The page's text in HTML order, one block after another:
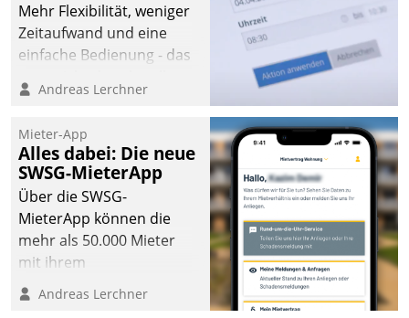
Mehr Flexibilität, weniger
Zeitaufwand und eine
einfache Bedienung - das
Cockpit für mobile
Datatrain. Die meravis
Wohnungsbau- und
Immobilien GmbH hat
sich dabei für den Betrieb
der Lösung über die SAP
Cloud Platform
entschieden - als erstes
Unternehmen am
Andreas Lerchner
Mieter-App
Alles dabei: Die neue
SWSG-MieterApp
Über die SWSG-
MieterApp können die
mehr als 50.000 Mieter
mit ihrem
Wohnungsunternehmen
kommunizieren, auf dem
Andreas Lerchner